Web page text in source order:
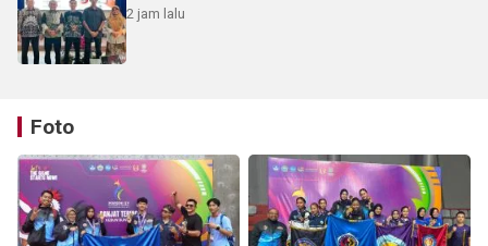
2 jam lalu
Foto